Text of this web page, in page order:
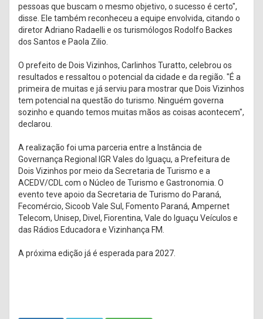
pessoas que buscam o mesmo objetivo, o sucesso é certo",
disse. Ele também reconheceu a equipe envolvida, citando o
diretor Adriano Radaelli e os turismólogos Rodolfo Backes
dos Santos e Paola Zilio.
O prefeito de Dois Vizinhos, Carlinhos Turatto, celebrou os
resultados e ressaltou o potencial da cidade e da região. "É a
primeira de muitas e já serviu para mostrar que Dois Vizinhos
tem potencial na questão do turismo. Ninguém governa
sozinho e quando temos muitas mãos as coisas acontecem",
declarou.
A realização foi uma parceria entre a Instância de
Governança Regional IGR Vales do Iguaçu, a Prefeitura de
Dois Vizinhos por meio da Secretaria de Turismo e a
ACEDV/CDL com o Núcleo de Turismo e Gastronomia. O
evento teve apoio da Secretaria de Turismo do Paraná,
Fecomércio, Sicoob Vale Sul, Fomento Paraná, Ampernet
Telecom, Unisep, Divel, Fiorentina, Vale do Iguaçu Veículos e
das Rádios Educadora e Vizinhança FM.
A próxima edição já é esperada para 2027.